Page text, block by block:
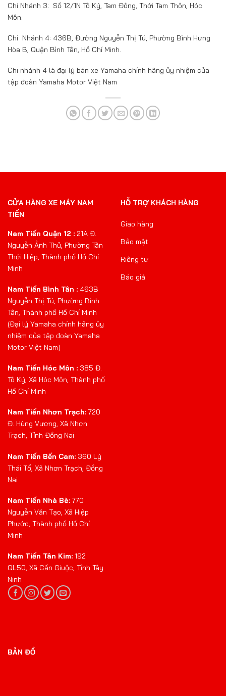
Chi Nhánh 3: Số 12/1N Tô Ký, Tam Đông, Thới Tam Thôn, Hóc
Môn.
Chi Nhánh 4: 436B, Đường Nguyễn Thị Tú, Phường Bình Hưng
Hòa B, Quận Bình Tân, Hồ Chí Minh.
Chi nhánh 4 là đại lý bán xe Yamaha chính hãng ủy nhiệm của
tập đoàn Yamaha Motor Việt Nam
CỬA HÀNG XE MÁY NAM
TIẾN
Nam Tiến Quận 12 : 21A Đ.
Nguyễn Ảnh Thủ, Phường Tân
Thới Hiệp, Thành phố Hồ Chí
Minh
Nam Tiến Bình Tân : 463B
Nguyễn Thị Tú, Phường Bình
Tân, Thành phố Hồ Chí Minh
(Đại lý Yamaha chính hãng ủy
nhiệm của tập đoàn Yamaha
Motor Việt Nam)
Nam Tiến Hóc Môn : 385 Đ.
Tô Ký, Xã Hóc Môn, Thành phố
Hồ Chí Minh
Nam Tiến Nhơn Trạch: 720
Đ. Hùng Vương, Xã Nhơn
Trạch, Tỉnh Đồng Nai
Nam Tiến Bến Cam: 360 Lý
Thái Tổ, Xã Nhơn Trạch, Đồng
Nai
Nam Tiến Nhà Bè: 770
Nguyễn Văn Tạo, Xã Hiệp
Phước, Thành phố Hồ Chí
Minh
Nam Tiến Tân Kim: 192
QL50, Xã Cần Giuộc, Tỉnh Tây
Ninh
HỖ TRỢ KHÁCH HÀNG
Giao hàng
Bảo mật
Riêng tư
Báo giá
BẢN ĐỒ